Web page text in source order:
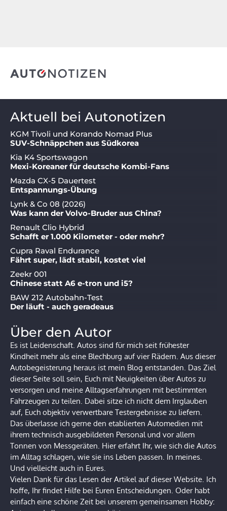
Aktuell bei Autonotizen
KGM Tivoli und Korando Nomad Plus
SUV-Schnäppchen aus Südkorea
Kia K4 Sportswagon
Mexi-Koreaner für deutsche Kombi-Fans
Mazda CX-5 Dauertest
Entspannungs-Übung
Lynk & Co 08 (2026)
Was kann der Volvo-Bruder aus China?
Renault Clio Hybrid
Schafft er 1.000 Kilometer - oder mehr?
Cupra Raval Endurance
Fährt super, lädt stabil, kostet viel
Zeekr 001
Chinese statt A6 e-tron und i5?
BAW 212 Autobahn-Test
Der läuft - auch geradeaus
Über den Autor
Es ist Leidenschaft. Autos sind für mich seit frühester
Kindheit mehr als eine Blechburg auf vier Rädern. Aus dieser
Autobegeisterung heraus ist mein Blog entstanden. Das Ziel
dieser Seite soll sein, Euch mit Neuigkeiten über Autos zu
versorgen und meine Alltagserfahrungen mit bestimmten
Fahrzeugen zu teilen. Dabei sitze ich nicht dem Irrglauben
auf, Euch objektiv verwertbare Testergebnisse zu liefern.
Das überlasse ich gerne den etablierten Automedien mit
ihrem technisch ausgebildeten Personal und vor allem
Tonnen von Messgeräten. Hier erfahrt Ihr, wie sich die Autos
im Alltag schlagen, wie sie ins Leben passen. In meines.
Und vielleicht auch in Eures.
Vielen Dank für das Lesen der Artikel auf dieser Website. Ich
hoffe, Ihr findet Hilfe bei Euren Entscheidungen. Oder habt
einfach eine schöne Zeit bei unserem gemeinsamen Hobby: